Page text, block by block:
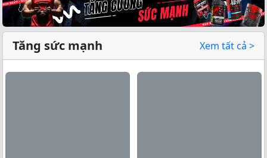
Xem tất cả →
Tăng sức mạnh Xem tất cả >